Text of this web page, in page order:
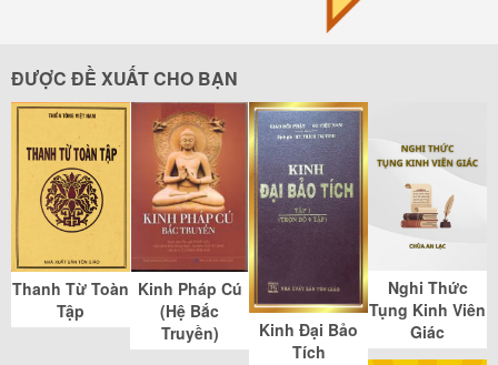
ĐƯỢC ĐỀ XUẤT CHO BẠN
Thanh Từ Toàn
Tập
Kinh Pháp Cú
(Hệ Bắc
Truyền)
Kinh Đại Bảo
Tích
Nghi Thức
Tụng Kinh Viên
Giác